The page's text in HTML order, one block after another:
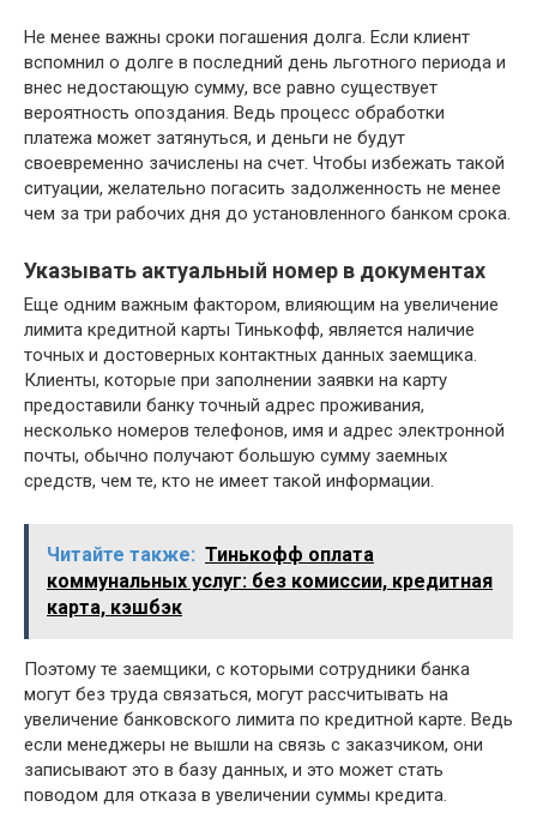
Не менее важны сроки погашения долга. Если клиент
вспомнил о долге в последний день льготного периода и
внес недостающую сумму, все равно существует
вероятность опоздания. Ведь процесс обработки
платежа может затянуться, и деньги не будут
своевременно зачислены на счет. Чтобы избежать такой
ситуации, желательно погасить задолженность не менее
чем за три рабочих дня до установленного банком срока.
Указывать актуальный номер в документах
Еще одним важным фактором, влияющим на увеличение
лимита кредитной карты Тинькофф, является наличие
точных и достоверных контактных данных заемщика.
Клиенты, которые при заполнении заявки на карту
предоставили банку точный адрес проживания,
несколько номеров телефонов, имя и адрес электронной
почты, обычно получают большую сумму заемных
средств, чем те, кто не имеет такой информации.
Читайте также: Тинькофф оплата
коммунальных услуг: без комиссии, кредитная
карта, кэшбэк
Поэтому те заемщики, с которыми сотрудники банка
могут без труда связаться, могут рассчитывать на
увеличение банковского лимита по кредитной карте. Ведь
если менеджеры не вышли на связь с заказчиком, они
записывают это в базу данных, и это может стать
поводом для отказа в увеличении суммы кредита.